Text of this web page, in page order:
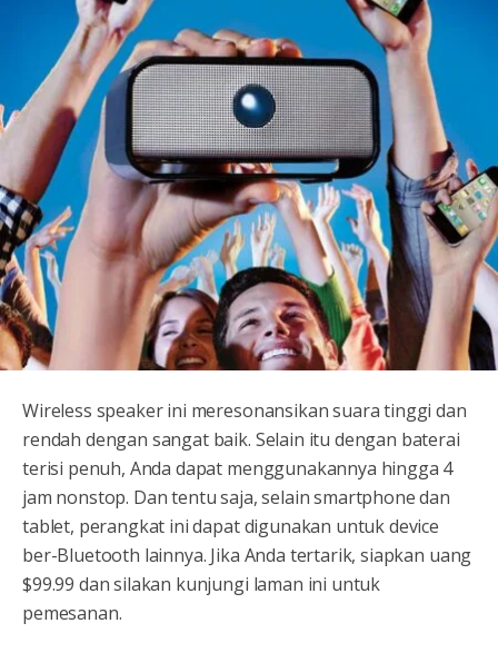
Wireless speaker ini meresonansikan suara tinggi dan
rendah dengan sangat baik. Selain itu dengan baterai
terisi penuh, Anda dapat menggunakannya hingga 4
jam nonstop. Dan tentu saja, selain smartphone dan
tablet, perangkat ini dapat digunakan untuk device
ber-Bluetooth lainnya. Jika Anda tertarik, siapkan uang
$99.99 dan silakan kunjungi laman ini untuk
pemesanan.